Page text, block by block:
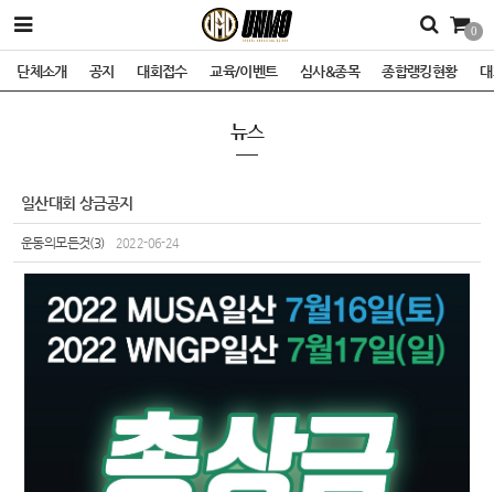
0
단체소개 공지 대회접수 교육/이벤트 심사&종목 종합랭킹현황
뉴스
일산대회 상금공지
운동의모든것(3) 2022-06-24